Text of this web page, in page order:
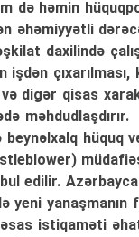
də həmin
əhəmiyyətli
daxilində
çıxarılması,
digər qisas
məhdudlaşdırır.
hüquq
edilir.
yanaşmanın
istiqaməti